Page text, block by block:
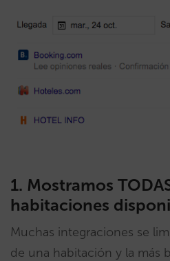
1. Mostramos
habitaciones
Muchas integraciones se
de una habitación y la más